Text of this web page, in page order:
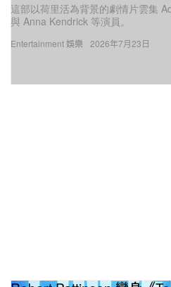
Entertainment 娛樂
這部以荷里活為背景的劇情片雲集
與 Anna Kendrick 等演員。
2026年7月23日